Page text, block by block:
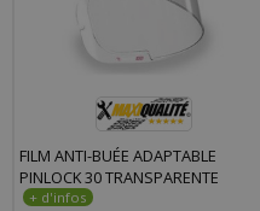
FILM ANTI-BUÉE ADAPTABLE
PINLOCK 30 TRANSPARENTE